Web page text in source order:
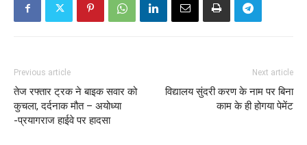
Previous article
तेज रफ्तार ट्रक ने बाइक सवार को
कुचला, दर्दनाक मौत – अयोध्या
-प्रयागराज हाईवे पर हादसा
Next article
विद्यालय सुंदरी करण के नाम पर बिना
काम के ही होगया पेमेंट